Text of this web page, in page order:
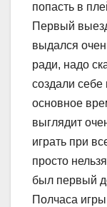
попасть в
Первый
выдался
ради, надо
создали
основное
выглядит
играть при
просто
был первый
Полчаса